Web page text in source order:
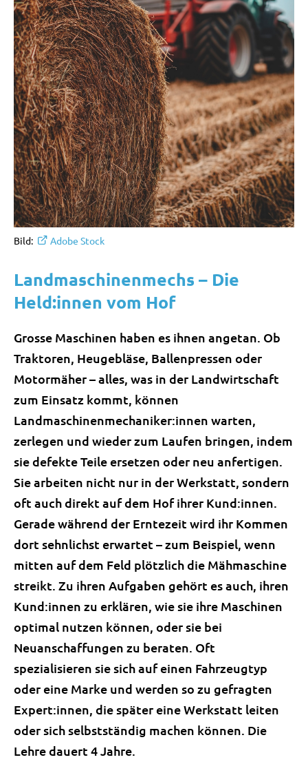
Bild: Adobe Stock
Landmaschinenmechs – Die
Held:innen vom Hof
Grosse Maschinen haben es ihnen angetan. Ob
Traktoren, Heugebläse, Ballenpressen oder
Motormäher – alles, was in der Landwirtschaft
zum Einsatz kommt, können
Landmaschinenmechaniker:innen warten,
zerlegen und wieder zum Laufen bringen, indem
sie defekte Teile ersetzen oder neu anfertigen.
Sie arbeiten nicht nur in der Werkstatt, sondern
oft auch direkt auf dem Hof ihrer Kund:innen.
Gerade während der Erntezeit wird ihr Kommen
dort sehnlichst erwartet – zum Beispiel, wenn
mitten auf dem Feld plötzlich die Mähmaschine
streikt. Zu ihren Aufgaben gehört es auch, ihren
Kund:innen zu erklären, wie sie ihre Maschinen
optimal nutzen können, oder sie bei
Neuanschaffungen zu beraten. Oft
spezialisieren sie sich auf einen Fahrzeugtyp
oder eine Marke und werden so zu gefragten
Expert:innen, die später eine Werkstatt leiten
oder sich selbstständig machen können. Die
Lehre dauert 4 Jahre.